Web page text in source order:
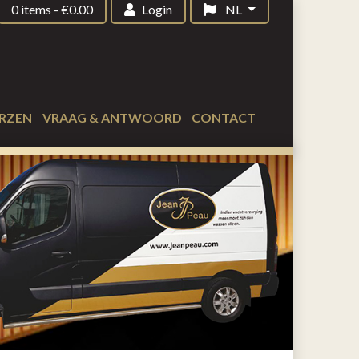
0 items -€0.00 Login NL
VRAAG & ANTWOORD CONTACT